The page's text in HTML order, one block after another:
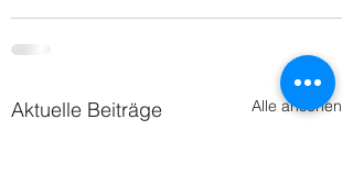
Aktuelle Beiträge Alle ansehen